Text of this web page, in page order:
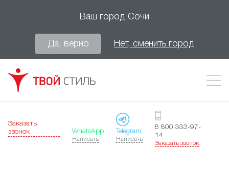
Ваш город Сочи
Да, верно Нет, сменить город
Заказать
звонок
WhatsApp
Написать
Telegram
Написать
8 800 333-97-
14
Заказать звонок